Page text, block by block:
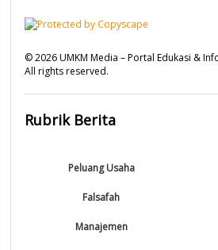
©2026UMKM Media – Portal Edukasi &
All rights reserved.
Rubrik Berita
Peluang Usaha
Falsafah
Manajemen